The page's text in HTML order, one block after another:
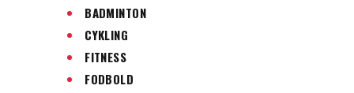
BADMINTON
CYKLING
FITNESS
FODBOLD